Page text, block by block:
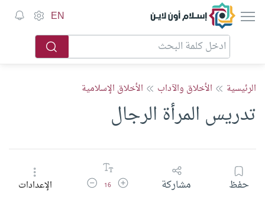
إسلام أون لاين EN
الرئيسية الأخلاق والآداب الأخلاق الإسلامية
تدريس المرأة الرجال
حفظ مشاركة زيادة حجم الخط
16 تقليل حجم الخطالإعدادات